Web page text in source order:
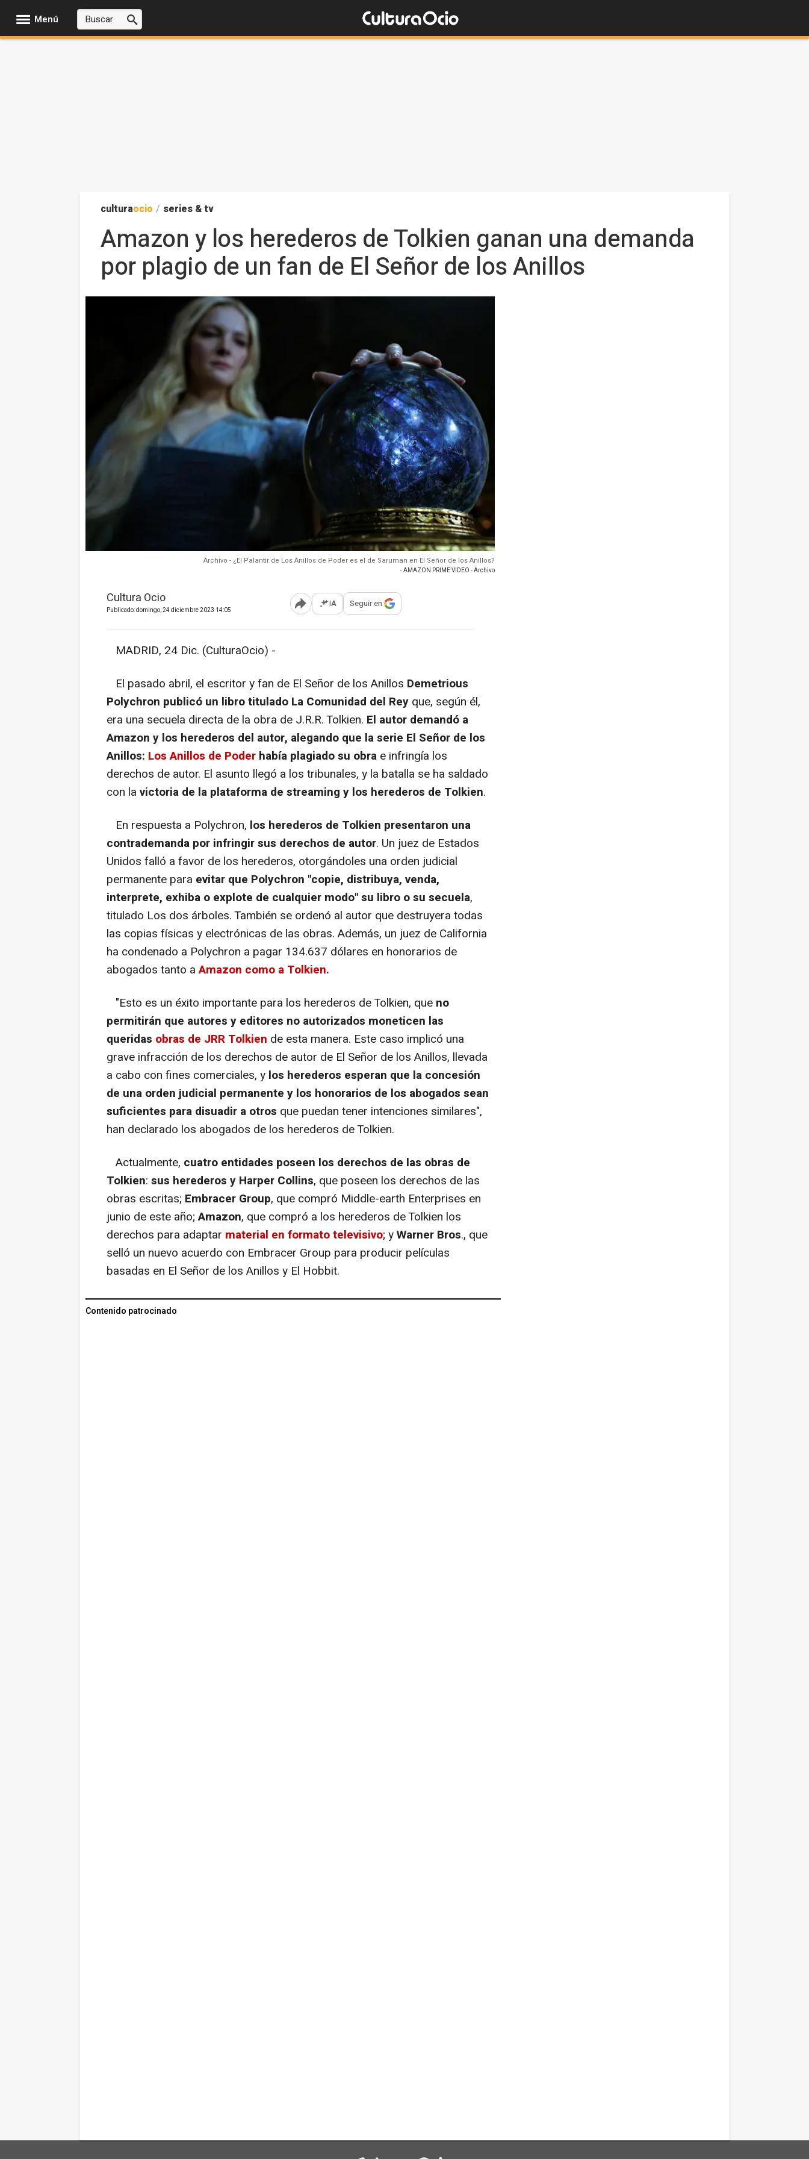
Menú
culturaocio / series & tv
Amazon y los herederos de Tolkien ganan una demanda
por plagio de un fan de El Señor de los Anillos
Archivo - ¿El Palantir de Los Anillos de Poder es el de Saruman en El Señor de los Anillos?
- AMAZON PRIME VIDEO - Archivo
Cultura Ocio
Publicado: domingo, 24 diciembre 2023 14:05 Abrir opciones para compartir
IA Seguir en
MADRID, 24 Dic. (CulturaOcio) -
El pasado abril, el escritor y fan de El Señor de los Anillos Demetrious
Polychron publicó un libro titulado La Comunidad del Rey que, según él,
era una secuela directa de la obra de J.R.R. Tolkien. El autor demandó a
Amazon y los herederos del autor, alegando que la serie El Señor de los
Anillos: Los Anillos de Poder había plagiado su obra e infringía los
derechos de autor. El asunto llegó a los tribunales, y la batalla se ha saldado
con la victoria de la plataforma de streaming y los herederos de Tolkien.
En respuesta a Polychron, los herederos de Tolkien presentaron una
contrademanda por infringir sus derechos de autor. Un juez de Estados
Unidos falló a favor de los herederos, otorgándoles una orden judicial
permanente para evitar que Polychron "copie, distribuya, venda,
interprete, exhiba o explote de cualquier modo" su libro o su secuela,
titulado Los dos árboles. También se ordenó al autor que destruyera todas
las copias físicas y electrónicas de las obras. Además, un juez de California
ha condenado a Polychron a pagar 134.637 dólares en honorarios de
abogados tanto aAmazon como a Tolkien.
"Esto es un éxito importante para los herederos de Tolkien, que no
permitirán que autores y editores no autorizados moneticen las
queridas obras de JRR Tolkien de esta manera. Este caso implicó una
grave infracción de los derechos de autor de El Señor de los Anillos, llevada
a cabo con fines comerciales, y los herederos esperan que la concesión
de una orden judicial permanente y los honorarios de los abogados sean
suficientes para disuadir a otros que puedan tener intenciones similares",
han declarado los abogados de los herederos de Tolkien.
Actualmente, cuatro entidades poseen los derechos de las obras de
Tolkien: sus herederos y Harper Collins, que poseen los derechos de las
obras escritas; Embracer Group, que compró Middle-earth Enterprises en
junio de este año;Amazon, que compró a los herederos de Tolkien los
derechos para adaptar material en formato televisivo; yWarner Bros., que
selló un nuevo acuerdo con Embracer Group para producir películas
basadas en El Señor de los Anillos y El Hobbit.
Contenido patrocinado